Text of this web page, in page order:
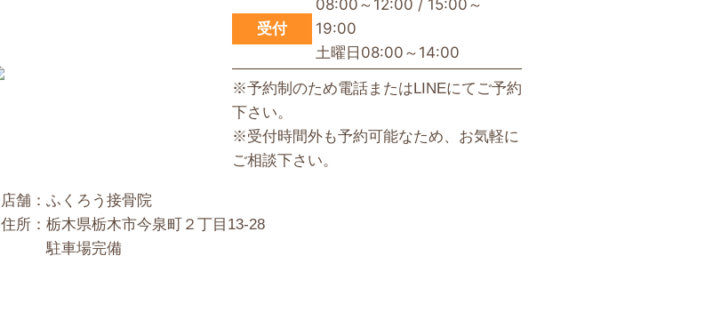
受付
08:00～12:00 / 15:00～
19:00
土曜日08:00～14:00
※予約制のため電話またはLINEにてご予約
下さい。
※受付時間外も予約可能なため、お気軽に
ご相談下さい。
店舗：ふくろう接骨院
住所：栃木県栃木市今泉町２丁目13-28
駐車場完備